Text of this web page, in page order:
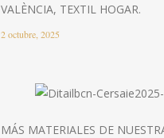
VALÈNCIA, TEXTIL HOGAR.
2 octubre, 2025
MÁS MATERIALES DE